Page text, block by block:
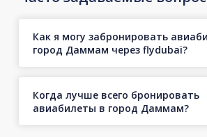
Как я могу забронировать
город Даммам через flydubai?
Когда лучше всего бронировать
авиабилеты в город Даммам?